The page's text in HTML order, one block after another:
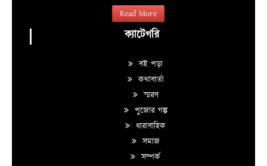
Read More
ক্যাটেগরি
বই পড়া
কথাবার্তা
স্মরণ
পুজোর গল্প
ধারাবাহিক
সমাজ
সম্পর্ক